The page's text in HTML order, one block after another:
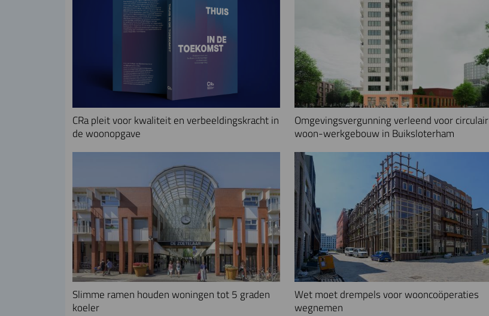
CRa pleit voor kwaliteit en verbeeldingskracht in
de woonopgave
Omgevingsvergunning verleend voor circulair
woon-werkgebouw in Buiksloterham
Slimme ramen houden woningen tot 5 graden
koeler
Wet moet drempels voor wooncoöperaties
wegnemen